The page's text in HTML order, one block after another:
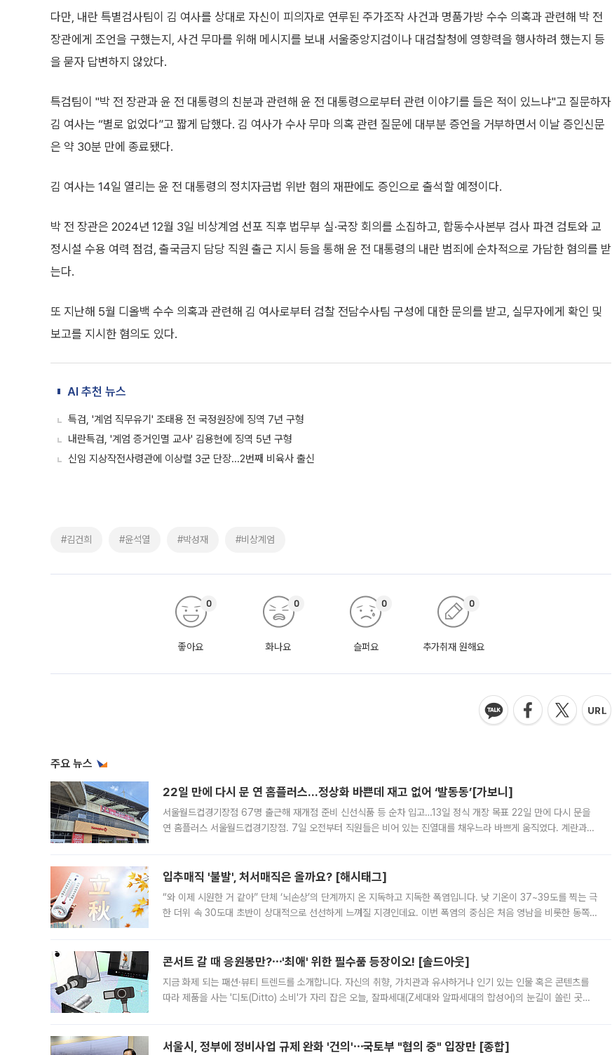
다만, 내란 특별검사팀이 김 여사를 상대로 자신이 피의자로 연루된 주가조작 사건과 명품가방 수수 의혹과 관련해 박 전
장관에게 조언을 구했는지, 사건 무마를 위해 메시지를 보내 서울중앙지검이나 대검찰청에 영향력을 행사하려 했는지 등
을 묻자 답변하지 않았다.
특검팀이 "박 전 장관과 윤 전 대통령의 친분과 관련해 윤 전 대통령으로부터 관련 이야기를 들은 적이 있느냐"고 질문하자
김 여사는 “별로 없었다”고 짧게 답했다. 김 여사가 수사 무마 의혹 관련 질문에 대부분 증언을 거부하면서 이날 증인신문
은 약 30분 만에 종료됐다.
김 여사는 14일 열리는 윤 전 대통령의 정치자금법 위반 혐의 재판에도 증인으로 출석할 예정이다.
박 전 장관은 2024년 12월 3일 비상계엄 선포 직후 법무부 실·국장 회의를 소집하고, 합동수사본부 검사 파견 검토와 교
정시설 수용 여력 점검, 출국금지 담당 직원 출근 지시 등을 통해 윤 전 대통령의 내란 범죄에 순차적으로 가담한 혐의를 받
는다.
또 지난해 5월 디올백 수수 의혹과 관련해 김 여사로부터 검찰 전담수사팀 구성에 대한 문의를 받고, 실무자에게 확인 및
보고를 지시한 혐의도 있다.
AI 추천 뉴스
특검, '계엄 직무유기' 조태용 전 국정원장에 징역 7년 구형
내란특검, '계엄 증거인멸 교사' 김용현에 징역 5년 구형
신임 지상작전사령관에 이상렬 3군 단장...2번째 비육사 출신
#김건희 #윤석열 #박성재 #비상계엄
좋아요
0
화나요
0
슬퍼요
0
추가취재 원해요
0
주요 뉴스
22일 만에 다시 문 연 홈플러스…정상화 바쁜데 재고 없어 ‘발동동’[가보니]
서울월드컵경기장점 67명 출근해 재개점 준비 신선식품 등 순차 입고…13일 정식 개장 목표 22일 만에 다시 문을
연 홈플러스 서울월드컵경기장점. 7일 오전부터 직원들은 비어 있는 진열대를 채우느라 바쁘게 움직였다. 계란과
입추매직 '불발', 처서매직은 올까요? [해시태그]
“와 이제 시원한 거 같아” 단체 ‘뇌손상’의 단계까지 온 지독하고 지독한 폭염입니다. 낮 기온이 37~39도를 찍는 극
한 더위 속 30도대 초반이 상대적으로 선선하게 느껴질 지경인데요. 이번 폭염의 중심은 처음 영남을 비롯한 동쪽
콘서트 갈 때 응원봉만?⋯'최애' 위한 필수품 등장이오! [솔드아웃]
지금 화제 되는 패션·뷰티 트렌드를 소개합니다. 자신의 취향, 가치관과 유사하거나 인기 있는 인물 혹은 콘텐츠를
따라 제품을 사는 '디토(Ditto) 소비'가 자리 잡은 오늘, 잘파세대(Z세대와 알파세대의 합성어)의 눈길이 쏠린 곳은
서울시, 정부에 정비사업 규제 완화 '건의'⋯국토부 "협의 중" 입장만 [종합]